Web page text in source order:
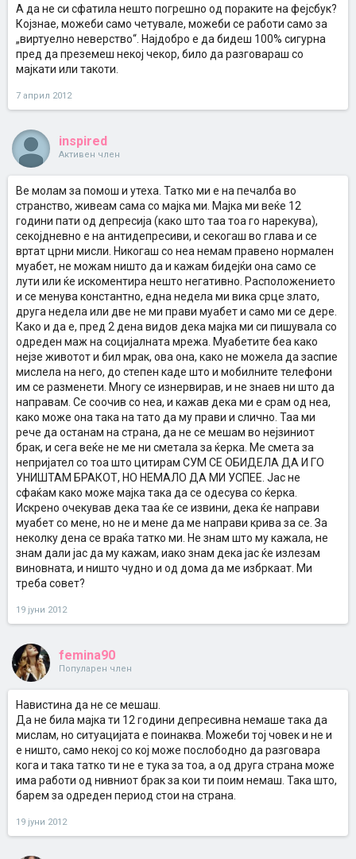
А да не си сфатила нешто погрешно од пораките на фејсбук?
Којзнае, можеби само четувале, можеби се работи само за
„виртуелно неверство“. Најдобро е да бидеш 100% сигурна
пред да преземеш некој чекор, било да разговараш со
мајкати или такоти.
7 април 2012
inspired
Активен член
Ве молам за помош и утеха. Татко ми е на печалба во
странство, живеам сама со мајка ми. Мајка ми веќе 12
години пати од депресија (како што таа тоа го нарекува),
секојдневно е на антидепресиви, и секогаш во глава и се
вртат црни мисли. Никогаш со неа немам правено нормален
муабет, не можам ништо да и кажам бидејќи она само се
лути или ќе искоментира нешто негативно. Расположението
и се менува константно, една недела ми вика срце злато,
друга недела или две не ми прави муабет и само ми се дере.
Како и да е, пред 2 дена видов дека мајка ми си пишувала со
одреден маж на социјалната мрежа. Муабетите беа како
нејзе животот и бил мрак, ова она, како не можела да заспие
мислела на него, до степен каде што и мобилните телефони
им се разменети. Многу се изнервирав, и не знаев ни што да
направам. Се соочив со неа, и кажав дека ми е срам од неа,
како може она така на тато да му прави и слично. Таа ми
рече да останам на страна, да не се мешам во нејзиниот
брак, и сега веќе не ме ни сметала за ќерка. Ме смета за
непријател со тоа што цитирам СУМ СЕ ОБИДЕЛА ДА И ГО
УНИШТАМ БРАКОТ, НО НЕМАЛО ДА МИ УСПЕЕ. Јас не
сфаќам како може мајка така да се одесува со ќерка.
Искрено очекував дека таа ќе се извини, дека ќе направи
муабет со мене, но не и мене да ме направи крива за се. За
неколку дена се враќа татко ми. Не знам што му кажала, не
знам дали јас да му кажам, иако знам дека јас ќе излезам
виновната, и ништо чудно и од дома да ме избркаат. Ми
треба совет?
19 јуни 2012
femina90
Популарен член
Навистина да не се мешаш.
Да не била мајка ти 12 години депресивна немаше така да
мислам, но ситуацијата е поинаква. Можеби тој човек и не и
е ништо, само некој со кој може послободно да разговара
кога и така татко ти не е тука за тоа, а од друга страна може
има работи од нивниот брак за кои ти поим немаш. Така што,
барем за одреден период стои на страна.
19 јуни 2012